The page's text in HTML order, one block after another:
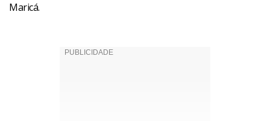
Maricá.